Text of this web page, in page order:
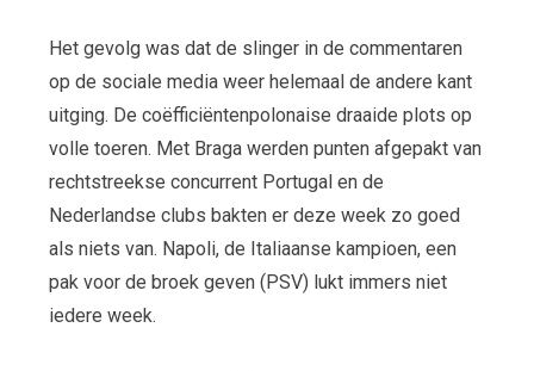
Het gevolg was dat de slinger in de commentaren
op de sociale media weer helemaal de andere kant
uitging. De coëfficiëntenpolonaise draaide plots op
volle toeren. Met Braga werden punten afgepakt van
rechtstreekse concurrent Portugal en de
Nederlandse clubs bakten er deze week zo goed
als niets van. Napoli, de Italiaanse kampioen, een
pak voor de broek geven (PSV) lukt immers niet
iedere week.